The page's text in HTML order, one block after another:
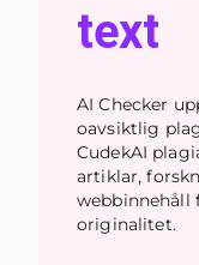
text
AI Checker
oavsiktlig
CudekAI
artiklar,
webbinnehåll
originalitet.